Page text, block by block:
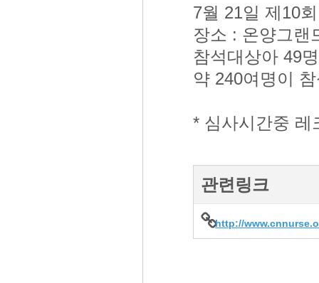
7월 21일 제10
장소 : 온양그랜
참석대상아 49
약 240여명이
* 심사시간중 레
관련링크
http://